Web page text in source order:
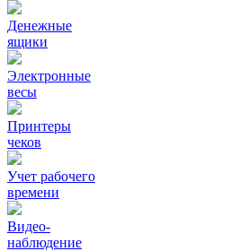
Денежные
ящики
Электронные
весы
Принтеры
чеков
Учет рабочего
времени
Видео‑
наблюдение